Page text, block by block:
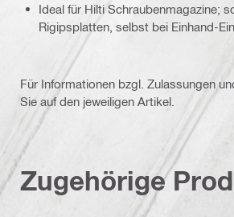
Ideal für Hilti Schraubenmagazine;
Rigipsplatten, selbst bei Einhand-
Für Informationen bzgl. Zulassungen
Sie auf den jeweiligen Artikel.
Zugehörige